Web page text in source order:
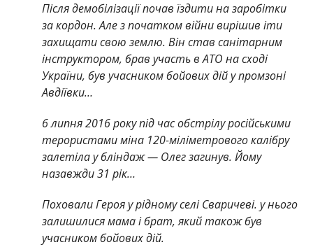
Після демобілізації почав їздити на заробітки
за кордон. Але з початком війни вирішив іти
захищати свою землю. Він став санітарним
інструктором, брав участь в АТО на сході
України, був учасником бойових дій у промзоні
Авдіївки…
6 липня 2016 року під час обстрілу російськими
терористами міна 120-міліметрового калібру
залетіла у бліндаж — Олег загинув. Йому
назавжди 31 рік…
Поховали Героя у рідному селі Сваричеві. у нього
залишилися мама і брат, який також був
учасником бойових дій.